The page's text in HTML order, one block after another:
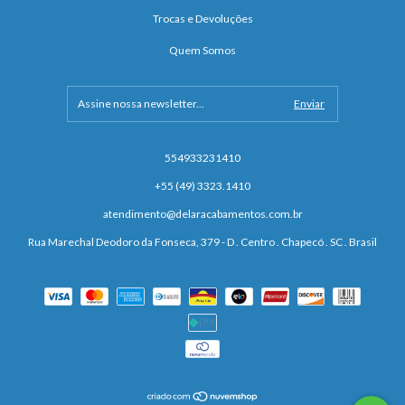
Trocas e Devoluções
Quem Somos
554933231410
+55 (49) 3323.1410
atendimento@delaracabamentos.com.br
Rua Marechal Deodoro da Fonseca, 379 - D . Centro . Chapecó . SC . Brasil